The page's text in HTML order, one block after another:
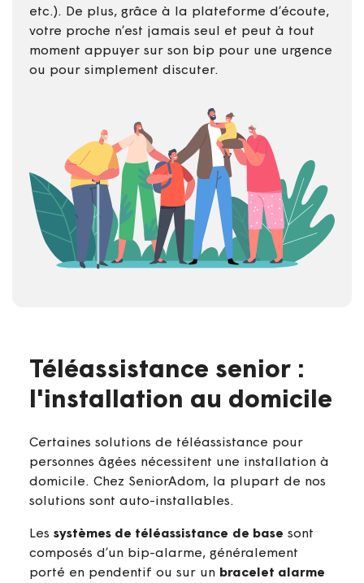
etc.). De plus, grâce à la plateforme d’écoute,
votre proche n’est jamais seul et peut à tout
moment appuyer sur son bip pour une urgence
ou pour simplement discuter.
Téléassistance senior :
l'installation au domicile
Certaines solutions de téléassistance pour
personnes âgées nécessitent une installation à
domicile. Chez SeniorAdom, la plupart de nos
solutions sont auto-installables.
Les systèmes de téléassistance de base sont
composés d’un bip-alarme, généralement
porté en pendentif ou sur un bracelet alarme